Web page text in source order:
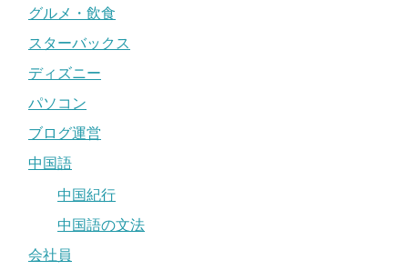
グルメ・飲食
スターバックス
ディズニー
パソコン
ブログ運営
中国語
中国紀行
中国語の文法
会社員